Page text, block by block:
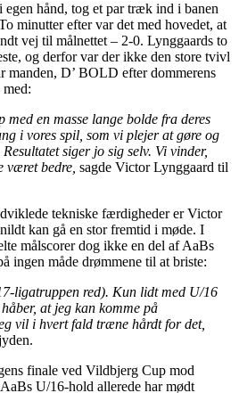
egen hånd, tog et par træk ind i banen
minutter efter var det med hovedet, at
vej til målnettet – 2-0. Lynggaards to
og derfor var der ikke den store tvivl
manden, D’ BOLD efter dommerens
en masse lange bolde fra deres
i vores spil, som vi plejer at gøre og
siger jo sig selv. Vi vinder,
været bedre, sagde Victor Lynggaard til
tekniske færdigheder er Victor
kan gå en stor fremtid i møde. I
målscorer dog ikke en del af AaBs
ingen måde drømmene til at briste:
ligatruppen red). Kun lidt med U/16
at jeg kan komme på
vil i hvert fald træne hårdt for det,
finale ved Vildbjerg Cup mod
U/16-hold allerede har mødt